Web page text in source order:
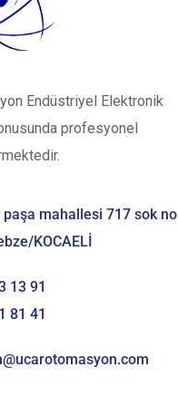
Endüstriyel Elektronik
profesyonel
paşa mahallesi 717 sok no
KOCAELİ
13 91
81 41